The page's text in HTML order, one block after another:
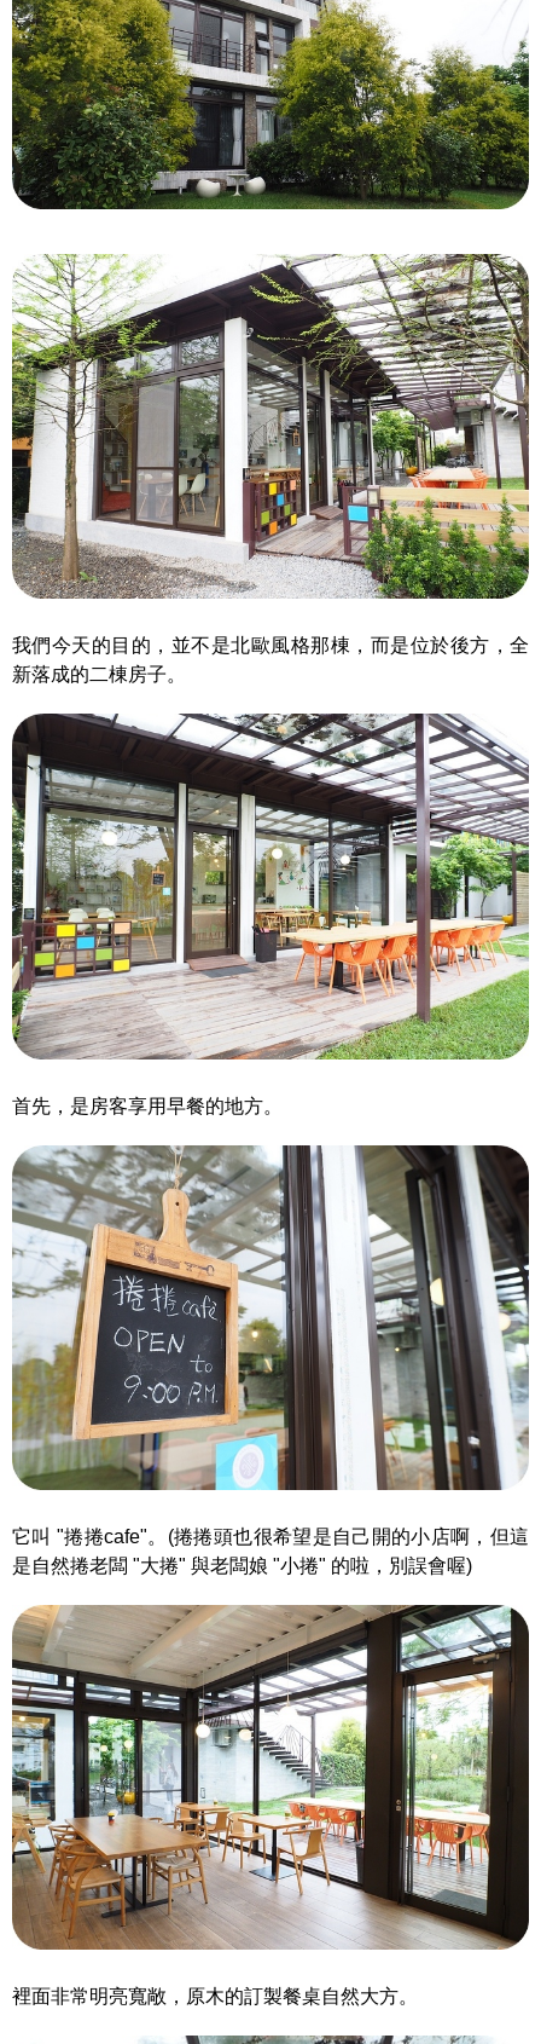
我們今天的目的，並不是北歐風格那棟，而是位於後方，全
新落成的二棟房子。
首先，是房客享用早餐的地方。
它叫 "捲捲cafe"。(捲捲頭也很希望是自己開的小店啊，但這
是自然捲老闆 "大捲" 與老闆娘 "小捲" 的啦，別誤會喔)
裡面非常明亮寬敞，原木的訂製餐桌自然大方。